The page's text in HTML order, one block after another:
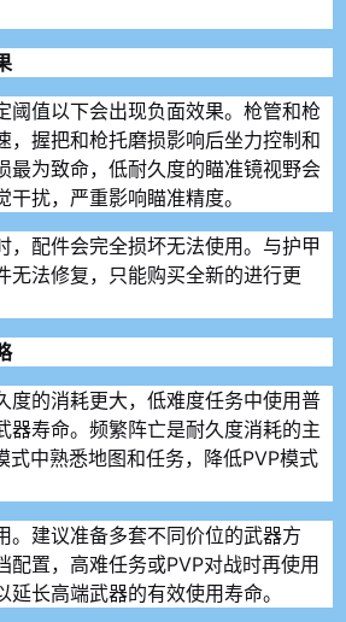
阈值以下会出现负面效果。枪管和枪
，握把和枪托磨损影响后坐力控制和
最为致命，低耐久度的瞄准镜视野会
扰，严重影响瞄准精度。
，配件会完全损坏无法使用。与护甲
无法修复，只能购买全新的进行更
度的消耗更大，低难度任务中使用普
器寿命。频繁阵亡是耐久度消耗的主
式中熟悉地图和任务，降低PVP模式
。建议准备多套不同价位的武器方
配置，高难任务或PVP对战时再使用
长高端武器的有效使用寿命。